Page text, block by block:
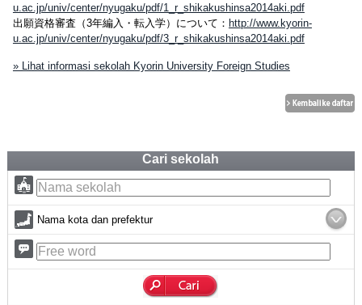
u.ac.jp/univ/center/nyugaku/pdf/1_r_shikakushinsa2014aki.pdf
出願資格審査（3年編入・転入学）について： http://www.kyorin-
u.ac.jp/univ/center/nyugaku/pdf/3_r_shikakushinsa2014aki.pdf
» Lihat informasi sekolah Kyorin University Foreign Studies
Cari sekolah
Nama kota dan prefektur